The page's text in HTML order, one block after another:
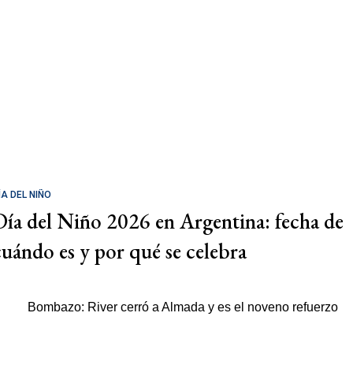
DEL NIÑO
del Niño 2026 en Argentina: fecha de
es y por qué se celebra